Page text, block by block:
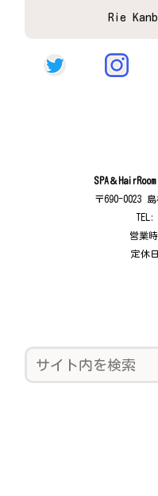
Rie
SPA＆
〒690-0023
TEL:
営業
定休